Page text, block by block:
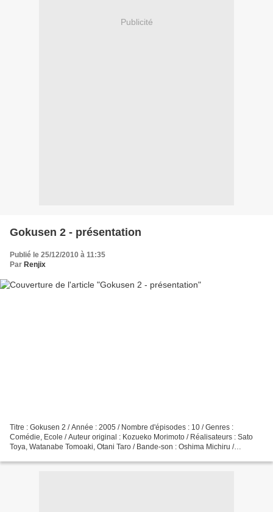
Publicité
Gokusen 2 - présentation
Publié le 25/12/2010 à 11:35
Par Renjix
Titre : Gokusen 2 / Année : 2005 / Nombre d'épisodes : 10 / Genres :
Comédie, Ecole / Auteur original : Kozueko Morimoto / Réalisateurs : Sato
Toya, Watanabe Tomoaki, Otani Taro / Bande-son : Oshima Michiru /